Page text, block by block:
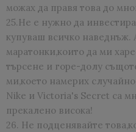
можах да правя това до
25.Не е нужно да
купуваш всичко наведнъж.
маратонки,които да ми
търсене и горе-долу
ми,което намерих
Nike и Victoria's Secret са
прекалено висока!
26. Не подценявайте